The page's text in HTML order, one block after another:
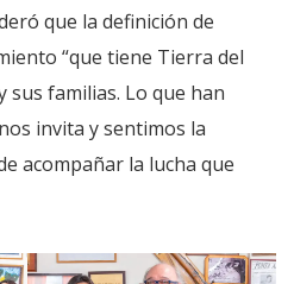
que la definición de
“que tiene Tierra del
sus familias. Lo que han
invita y sentimos la
acompañar la lucha que